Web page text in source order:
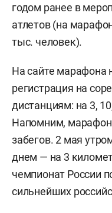
годом ранее в
атлетов (на
тыс. человек).
На сайте марафона
регистрация на
дистанциям: на 3,
Напомним, марафон
забегов. 2 мая
днем — на 3
чемпионат России
сильнейших